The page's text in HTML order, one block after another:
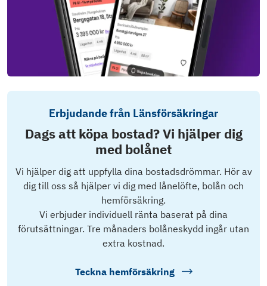
Erbjudande från Länsförsäkringar
Dags att köpa bostad? Vi hjälper dig
med bolånet
Vi hjälper dig att uppfylla dina bostadsdrömmar. Hör av
dig till oss så hjälper vi dig med lånelöfte, bolån och
hemförsäkring.
Vi erbjuder individuell ränta baserat på dina
förutsättningar. Tre månaders bolåneskydd ingår utan
extra kostnad.
Teckna hemförsäkring